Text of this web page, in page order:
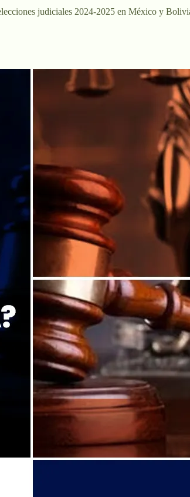
judiciales 2024-2025 en México y